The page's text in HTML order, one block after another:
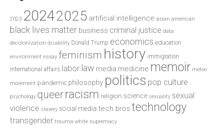
2023 20242025 artificial intelligence asian american
black lives matter business criminal justice data
decolonization disability Donald Trump economics education
environment essay feminism history immigration
international affairs labor law media medicine memoir metoo
movement pandemic philosophy politics pop culture
psychology queerracism religion science sexuality sexual
violence slavery social media tech bros technology
transgender trauma white supremacy